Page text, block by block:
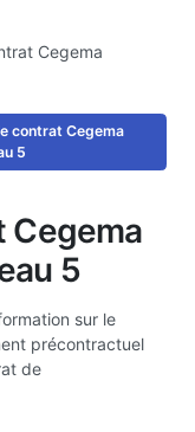
Cegema
contrat Cegema
5
Cegema
5
sur le
précontractuel
de